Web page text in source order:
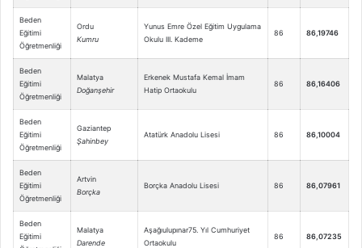
Beden
Eğitimi
Öğretmenliği
Ordu
Kumru
Yunus Emre Özel Eğitim Uygulama
Okulu III. Kademe
86 86,19746
Beden
Eğitimi
Öğretmenliği
Malatya
Doğanşehir
Erkenek Mustafa Kemal İmam
Hatip Ortaokulu
86 86,16406
Beden
Eğitimi
Öğretmenliği
Gaziantep
Şahinbey
Atatürk Anadolu Lisesi 86 86,10004
Beden
Eğitimi
Öğretmenliği
Artvin
Borçka
Borçka Anadolu Lisesi 86 86,07961
Beden
Eğitimi
Malatya
Darende
Aşağıulupınar75. Yıl Cumhuriyet
Ortaokulu
86 86,07235